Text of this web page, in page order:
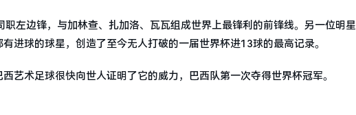
左边锋，与加林查、扎加洛、瓦瓦组成世界上最锋利的前锋线。另一位明星
进球的球星，创造了至今无人打破的一届世界杯进13球的最高记录。
艺术足球很快向世人证明了它的威力，巴西队第一次夺得世界杯冠军。